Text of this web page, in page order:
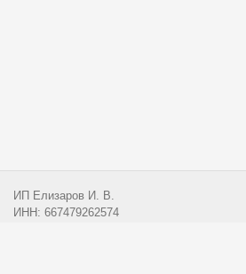
ИП Елизаров И. В.
ИНН: 667479262574